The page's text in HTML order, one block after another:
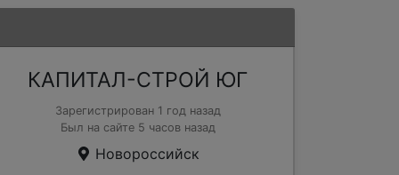
КАПИТАЛ-СТРОЙ ЮГ
Зарегистрирован 1 год назад
Был на сайте 5 часов назад
Новороссийск